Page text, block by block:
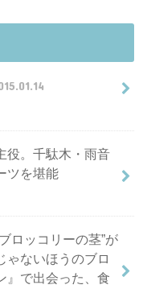
役。千駄木・雨音
ツを堪能
ロッコリーの茎”が
ゃないほうのブロ
』で出会った、食